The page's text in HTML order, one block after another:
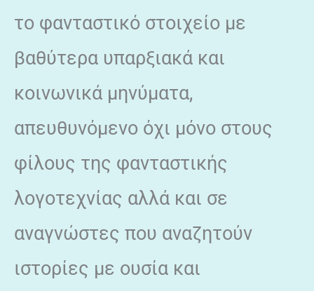
το φανταστικό στοιχείο με
βαθύτερα υπαρξιακά και
κοινωνικά μηνύματα,
απευθυνόμενο όχι μόνο στους
φίλους της φανταστικής
λογοτεχνίας αλλά και σε
αναγνώστες που αναζητούν
ιστορίες με ουσία και